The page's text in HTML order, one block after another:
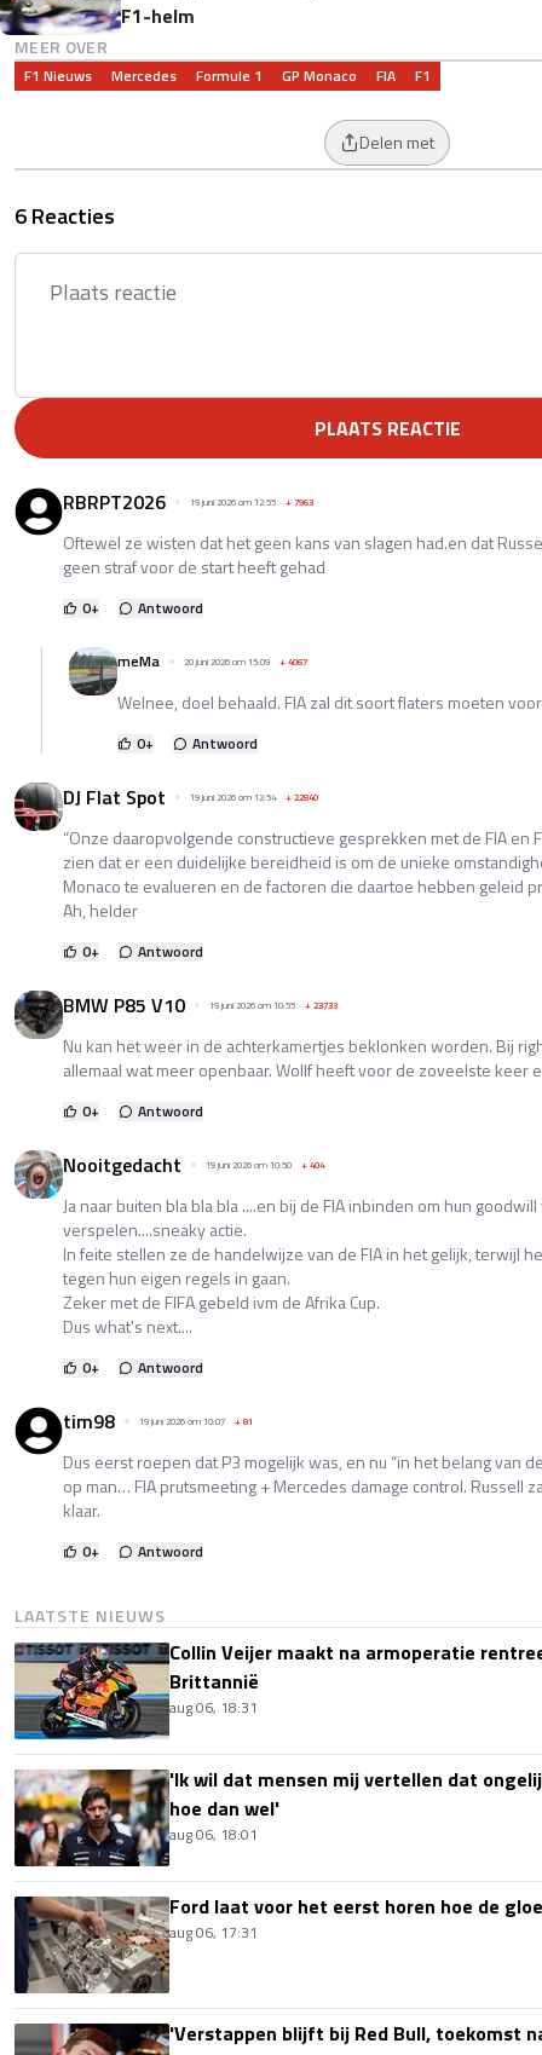
F1-helm
MEER OVER
F1 Nieuws Mercedes Formule 1 GP Monaco FIA F1
Delen met
6 Reacties
PLAATS REACTIE
RBRPT2026 19 juni 2026 om 12:55 +7963
Oftewel ze wisten dat het geen kans van slagen had.en dat
geen straf voor de start heeft gehad
0+ Antwoord
meMa 20 juni 2026 om 15:09 +4067
Welnee, doel behaald. FIA zal dit soort flaters moeten
0+ Antwoord
DJ Flat Spot 19 juni 2026 om 12:54 +22840
“Onze daaropvolgende constructieve gesprekken met de FIA en
zien dat er een duidelijke bereidheid is om de unieke
Monaco te evalueren en de factoren die daartoe hebben geleid
Ah, helder
0+ Antwoord
BMW P85 V10 19 juni 2026 om 10:55 +23733
Nu kan het weer in de achterkamertjes beklonken worden. Bij
allemaal wat meer openbaar. Wollf heeft voor de zoveelste keer
0+ Antwoord
Nooitgedacht 19 juni 2026 om 10:50 +404
Ja naar buiten bla bla bla ....en bij de FIA inbinden om hun
verspelen....sneaky actie.
In feite stellen ze de handelwijze van de FIA in het gelijk, terwijl
tegen hun eigen regels in gaan.
Zeker met de FIFA gebeld ivm de Afrika Cup.
Dus what's next....
0+ Antwoord
tim98 19 juni 2026 om 10:07 +81
Dus eerst roepen dat P3 mogelijk was, en nu “in het belang van
op man… FIA prutsmeeting + Mercedes damage control. Russell
klaar.
0+ Antwoord
LAATSTE NIEUWS
Collin Veijer maakt na armoperatie
Brittannië
aug 06, 18:31
'Ik wil dat mensen mij vertellen dat
hoe dan wel'
aug 06, 18:01
Ford laat voor het eerst horen hoe de
aug 06, 17:31
'Verstappen blijft bij Red Bull, toekomst